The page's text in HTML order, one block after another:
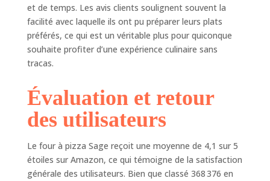
et de temps. Les avis clients soulignent souvent la
facilité avec laquelle ils ont pu préparer leurs plats
préférés, ce qui est un véritable plus pour quiconque
souhaite profiter d’une expérience culinaire sans
tracas.
Évaluation et retour
des utilisateurs
Le four à pizza Sage reçoit une moyenne de 4,1 sur 5
étoiles sur Amazon, ce qui témoigne de la satisfaction
générale des utilisateurs. Bien que classé 368 376 en